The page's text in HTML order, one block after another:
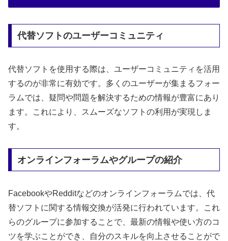
代替ソフトのユーザーコミュニティ
代替ソフトを使用する際は、ユーザーコミュニティを活用
するのが非常に有効です。多くのユーザーが集まるフォー
ラムでは、疑問や問題を解決するための情報が豊富にあり
ます。これにより、スムーズなソフトの利用が実現しま
す。
オンラインフォーラムやグループの紹介
FacebookやRedditなどのオンラインフォーラムでは、代
替ソフトに関する情報交換が活発に行われています。これ
らのグループに参加することで、最新の情報や使い方のコ
ツを学ぶことができ、自分のスキルを向上させることがで